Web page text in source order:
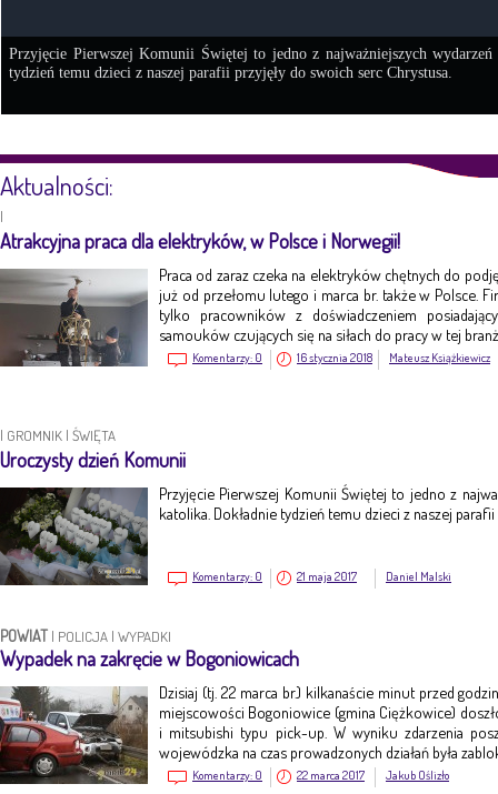
Przyjęcie Pierwszej Komunii Świętej to jedno z najważniejszych
tydzień temu dzieci z naszej parafii przyjęły do swoich serc Chrystusa.
Aktualności:
|
Atrakcyjna praca dla elektryków, w Polsce i Norwegii!
Praca od zaraz czeka na elektryków chętnych do
już od przełomu lutego i marca br. także w Polsce.
tylko pracowników z doświadczeniem
samouków czujących się na siłach do pracy w tej
Komentarzy: 0 16 stycznia 2018 Mateusz Książkiewicz
| GROMNIK | ŚWIĘTA
Uroczysty dzień Komunii
Przyjęcie Pierwszej Komunii Świętej to jedno z
katolika. Dokładnie tydzień temu dzieci z naszej
Komentarzy: 0 21 maja 2017 Daniel Malski
POWIAT | POLICJA | WYPADKI
Wypadek na zakręcie w Bogoniowicach
Dzisiaj (tj. 22 marca br.) kilkanaście minut przed
miejscowości Bogoniowice (gmina Ciężkowice)
i mitsubishi typu pick-up. W wyniku zdarzenia
wojewódzka na czas prowadzonych działań była
Komentarzy: 0 22 marca 2017 Jakub Oślizło